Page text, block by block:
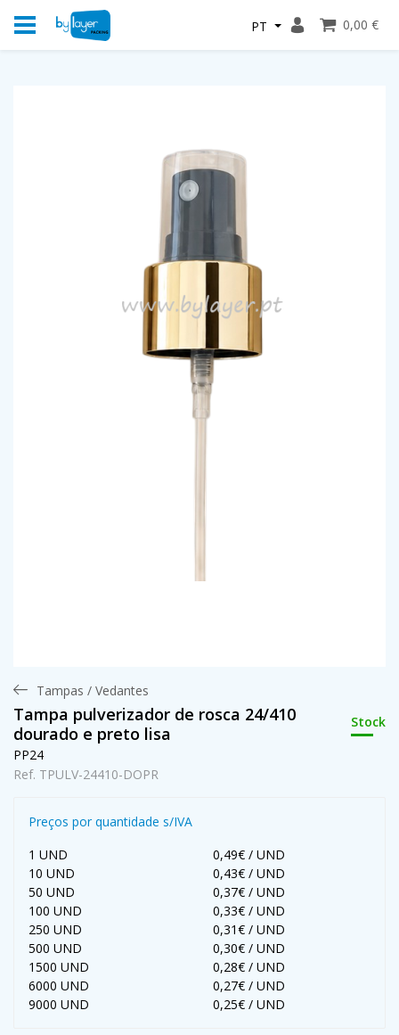
PT 0,00 €
Tampas / Vedantes
Tampa pulverizador de rosca 24/410
dourado e preto lisa
Stock
PP24
Ref. TPULV-24410-DOPR
Preços por quantidade s/IVA
1 UND
0,49€ / UND
10 UND
0,43€ / UND
50 UND
0,37€ / UND
100 UND
0,33€ / UND
250 UND
0,31€ / UND
500 UND
0,30€ / UND
1500 UND
0,28€ / UND
6000 UND
0,27€ / UND
9000 UND
0,25€ / UND